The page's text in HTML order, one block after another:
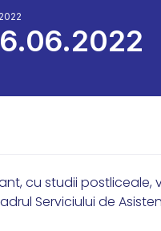
cu studii
Serviciului de